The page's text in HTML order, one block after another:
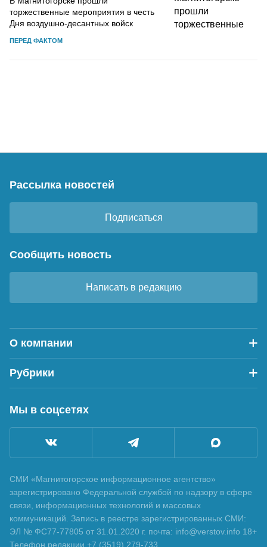
торжественные мероприятия в честь
Дня воздушно-десантных войск
ПЕРЕД ФАКТОМ
Рассылка новостей
Подписаться
Сообщить новость
Написать в редакцию
О компании
Рубрики
Мы в соцсетях
СМИ «Магнитогорское информационное агентство»
зарегистрировано Федеральной службой по надзору в сфере
связи, информационных технологий и массовых
коммуникаций. Запись в реестре зарегистрированных СМИ:
ЭЛ № ФС77-77805 от 31.01.2020 г. почта: info@verstov.info 18+
Телефон редакции +7 (3519) 279-733